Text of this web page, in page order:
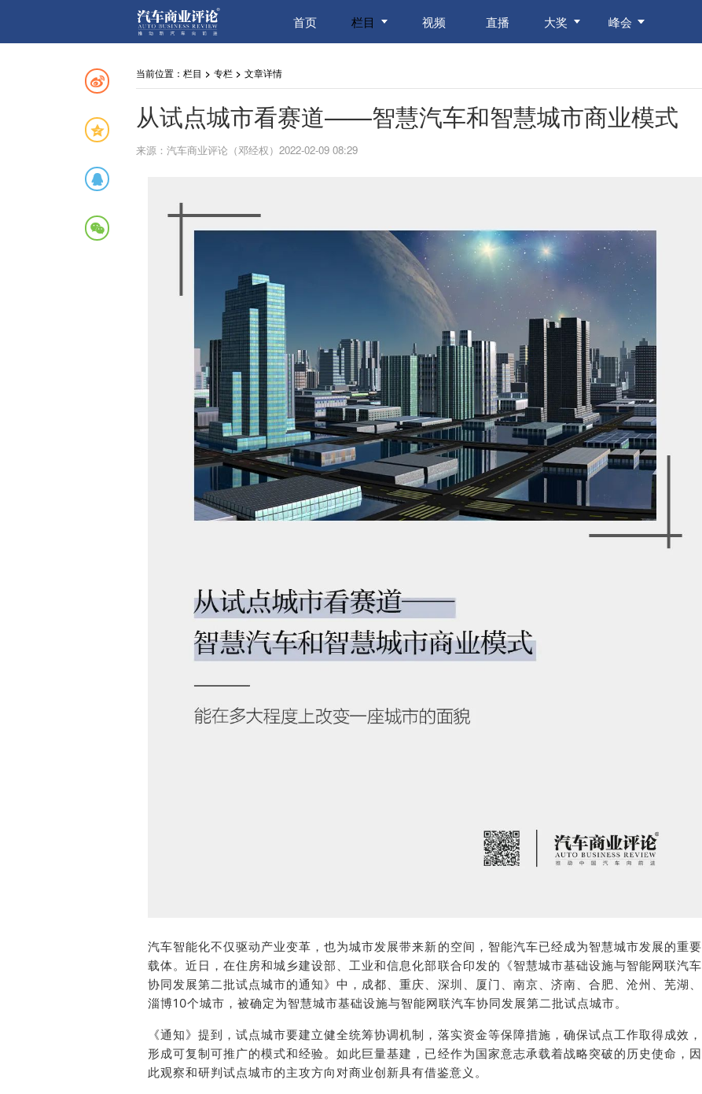
首页 栏目 视频 直播 大奖 峰会
当前位置： 栏目 > 专栏 > 文章详情
从试点城市看赛道——智慧汽车和智慧城市商业模式
来源：汽车商业评论（邓经权）2022-02-09 08:29
汽车智能化不仅驱动产业变革，也为城市发展带来新的空间，智能汽车已经成为智慧城市发展的重要
载体。近日，在住房和城乡建设部、工业和信息化部联合印发的《智慧城市基础设施与智能网联汽车
协同发展第二批试点城市的通知》中，成都、重庆、深圳、厦门、南京、济南、合肥、沧州、芜湖、
淄博10个城市，被确定为智慧城市基础设施与智能网联汽车协同发展第二批试点城市。
《通知》提到，试点城市要建立健全统筹协调机制，落实资金等保障措施，确保试点工作取得成效，
形成可复制可推广的模式和经验。如此巨量基建，已经作为国家意志承载着战略突破的历史使命，因
此观察和研判试点城市的主攻方向对商业创新具有借鉴意义。